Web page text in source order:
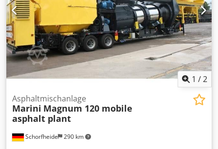
Garantie Eingabefehler und Irrtümer in diesem Angebot
werden ausdrücklich vorbehalten. Entscheidend sind
allein die konkreten Vereinbarungen in der
Auftragsbestätigung bzw. im Kaufvertrag. Dwjdpshd Nb
Iefx Ac Uea weitere Baumaschinen und Mischanlagen auf
unserer Webseite Weitere Informationen
Verwendungszweck: Bauwesen, Verwendbares Material:
Asphalt, Allgemeiner Zustand: sehr gut, Technischer
1 /2
Schorfheide 290 km
Asphaltmischanlage
Marini Magnum 120 mobile
asphalt plant